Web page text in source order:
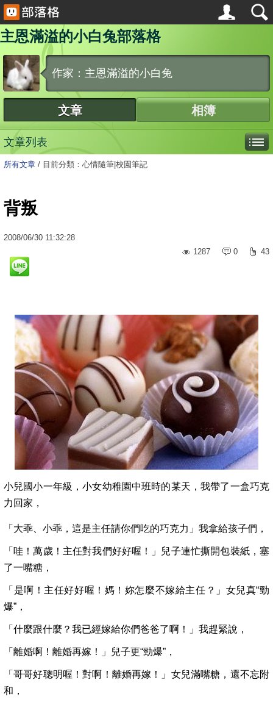
主恩滿溢的小白兔部落格
作家：主恩滿溢的小白兔
文章 相簿
文章列表
所有文章 / 目前分類：心情隨筆|校園筆記
背叛
2008/06/30 11:32:28
1287
0 43
小兒國小一年級，小女幼稚園中班時的某天，我帶了一盒巧克
力回家，
「大乖、小乖，這是主任請你們吃的巧克力」我拿給孩子們，
「哇！萬歲！主任對我們好好喔！」兒子連忙撕開包裝紙，塞
了一嘴糖，
「是啊！主任好好喔！媽！妳怎麼不嫁給主任？」女兒真“勁
爆”，
「什麼跟什麼？我已經嫁給你們爸爸了啊！」我趕緊說，
「離婚啊！離婚再嫁！」兒子更“勁爆”，
「哥哥好聰明喔！對啊！離婚再嫁！」女兒滿嘴糖，還不忘附
和，